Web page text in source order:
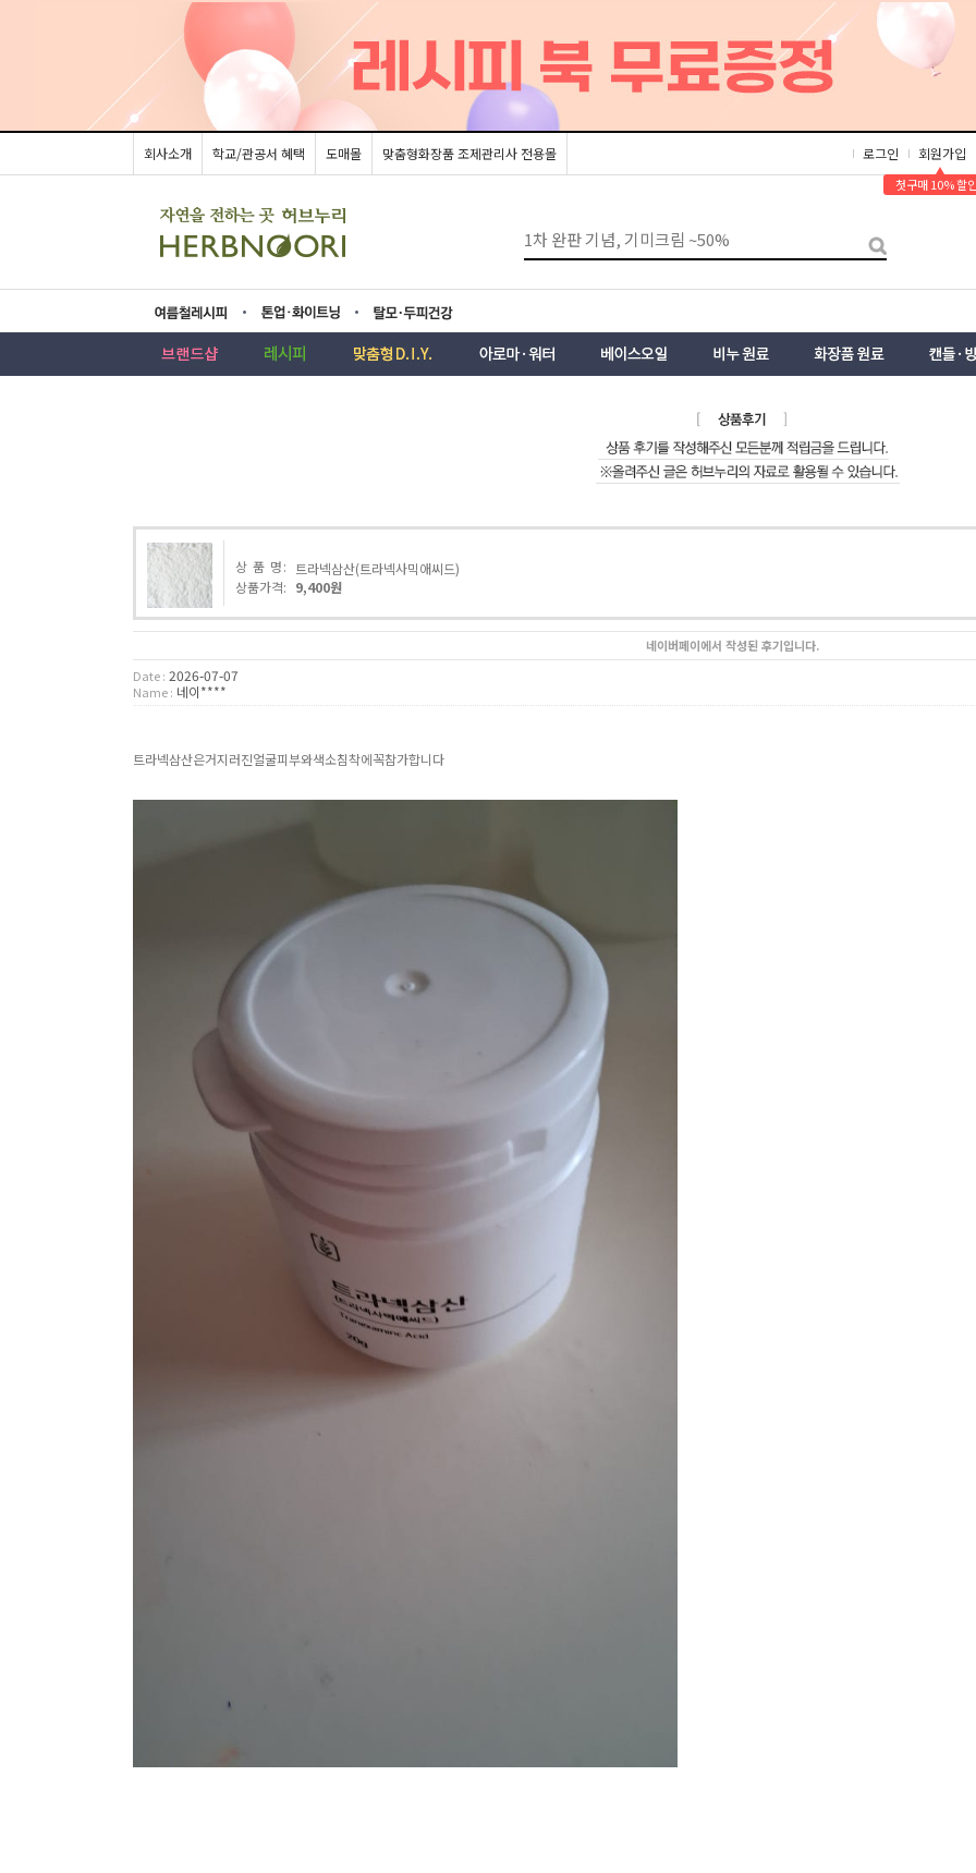
회사소개 학교/관공서 혜택 도매몰 맞춤형화장품 조제관리사 전용몰 로그인
회원가입
▲
첫구매 10% 할
름레시피 업·화이트닝 모두피건강
상 품 명: 트라넥삼산(트라넥사믹애씨드)
상품가격: 9,400원
네이버페이에서 작성된 후기입니다.
Date : 2026-07-07
Name : 네이****
트라넥삼산은거지러진얼굴피부와색소침착에꼭참가합니다